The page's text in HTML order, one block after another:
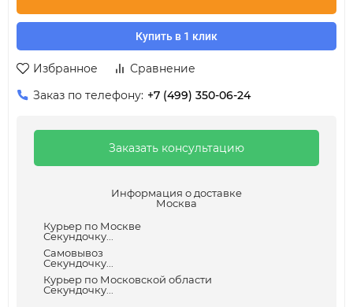
Купить в 1 клик
Избранное
Сравнение
Заказ по телефону: +7 (499) 350-06-24
Заказать консультацию
Информация о доставке
Москва
Курьер по Москве
Секундочку...
Самовывоз
Секундочку...
Курьер по Московской области
Секундочку...